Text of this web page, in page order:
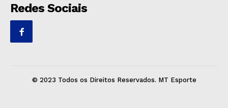
Redes Sociais
© 2023 Todos os Direitos Reservados. MT Esporte